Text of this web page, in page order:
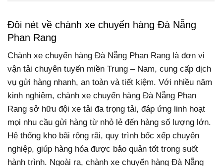
Đôi nét về chành xe chuyển hàng Đà Nẵng
Phan Rang
Chành xe chuyển hàng Đà Nẵng Phan Rang là đơn vị
vận tải chuyên tuyến miền Trung – Nam, cung cấp dịch
vụ gửi hàng nhanh, an toàn và tiết kiệm. Với nhiều năm
kinh nghiệm, chành xe chuyển hàng Đà Nẵng Phan
Rang sở hữu đội xe tải đa trọng tải, đáp ứng linh hoạt
mọi nhu cầu gửi hàng từ nhỏ lẻ đến hàng số lượng lớn.
Hệ thống kho bãi rộng rãi, quy trình bốc xếp chuyên
nghiệp, giúp hàng hóa được bảo quản tốt trong suốt
hành trình. Ngoài ra, chành xe chuyển hàng Đà Nẵng